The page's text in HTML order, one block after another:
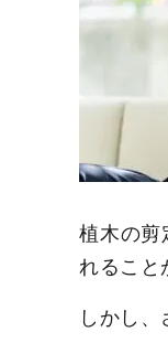
植木の剪
れること
しかし